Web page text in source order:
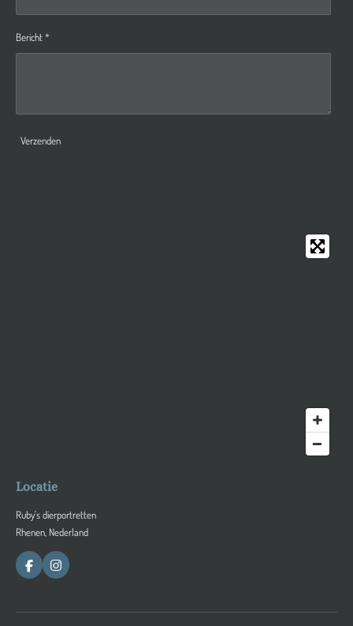
Bericht *
Verzenden
Locatie
Ruby's dierportretten
Rhenen, Nederland
F
a
b
I
n
a